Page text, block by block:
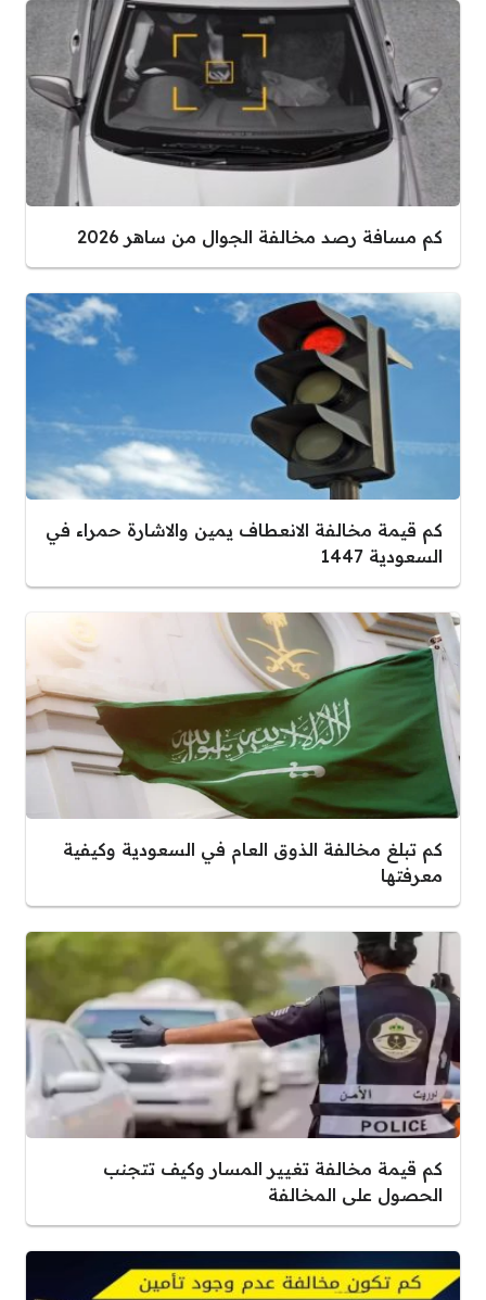
كم مسافة رصد مخالفة الجوال من ساهر 2026
كم قيمة مخالفة الانعطاف يمين والاشارة حمراء في
السعودية 1447
كم تبلغ مخالفة الذوق العام في السعودية وكيفية
معرفتها
كم قيمة مخالفة تغيير المسار وكيف تتجنب
الحصول على المخالفة